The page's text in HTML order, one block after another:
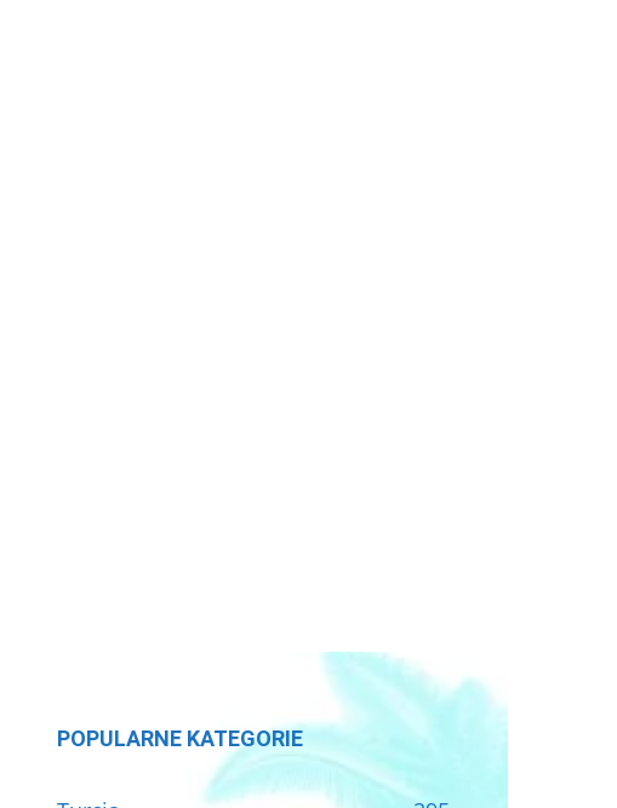
POPULARNE KATEGORIE